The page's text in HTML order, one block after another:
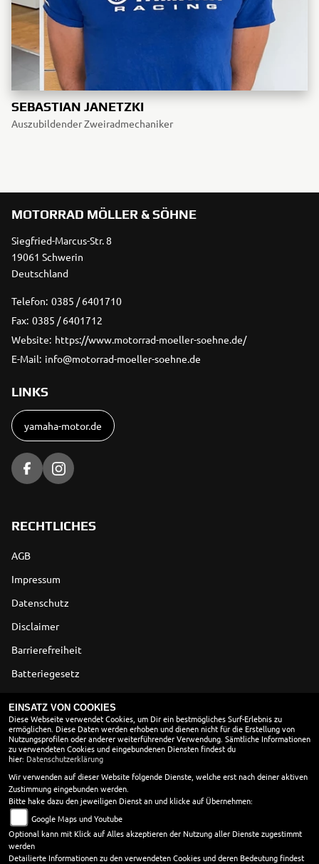
SEBASTIAN JANETZKI
Auszubildender Zweiradmechaniker
MOTORRAD MÖLLER & SÖHNE
Siegfried-Marcus-Str. 8
19061 Schwerin
Deutschland
Telefon: 0385 / 6401710
Fax: 0385 / 6401712
Website: https://www.motorrad-moeller-soehne.de/
E-Mail: info@motorrad-moeller-soehne.de
LINKS
yamaha-motor.de
RECHTLICHES
AGB
Impressum
Datenschutz
Disclaimer
Barrierefreiheit
Batteriegesetz
ÖFFNUNGSZEITEN
Montag:
09:00 - 18:00
Dienstag:
09:00 - 18:00
Mittwoch:
09:00 - 18:00
Donnerstag:
09:00 - 18:00
Freitag:
09:00 - 18:00
Samstag:
09:00 - 13:00
Sonntag:
geschlossen
EINSATZ VON COOKIES
Diese Webseite verwendet Cookies, um Dir ein bestmögliches Surf-Erlebnis zu
ermöglichen. Diese Daten werden erhoben und dienen nicht für die Erstellung von
Nutzungsprofilen oder anderer weiterführender Verwendung. Sämtliche Informationen
zu verwendeten Cookies und eingebundenen Diensten findest du
hier: Datenschutzerklärung
Wir verwenden auf dieser Website folgende Dienste, welche erst nach deiner aktiven
Zustimmung eingebunden werden.
Bitte hake dazu den jeweiligen Dienst an und klicke auf Übernehmen:
Google Maps und Youtube
Optional kann mit Klick auf Alles akzeptieren der Nutzung aller Dienste zugestimmt
werden
Detailierte Informationen zu den verwendeten Cookies und deren Bedeutung findest